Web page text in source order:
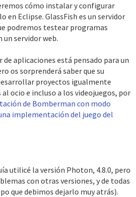
cómo instalar y configurar
en Eclipse. GlassFish es un servidor
podremos testear programas
un servidor web.
de aplicaciones está pensado para un
os sorprenderá saber que su
proyectos igualmente
ocio e incluso a los videojuegos, por
de Bomberman con modo
implementación del juego del
utilicé la versión Photon, 4.8.0, pero
con otras versiones, y de todas
que debimos dejarlo muy atrás).